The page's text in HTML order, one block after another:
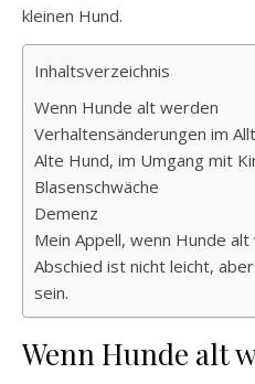
kleinen Hund.
Inhaltsverzeichnis
Wenn Hunde alt werden
Verhaltensänderungen im
Alte Hund, im Umgang mit
Blasenschwäche
Demenz
Mein Appell, wenn Hunde alt
Abschied ist nicht leicht,
sein.
Wenn Hunde alt